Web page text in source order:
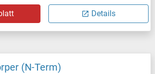
Details
(N-Term)